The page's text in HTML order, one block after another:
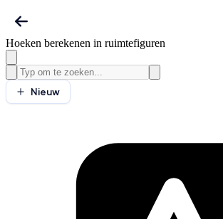
Hoeken berekenen in ruimtefiguren
Nieuw